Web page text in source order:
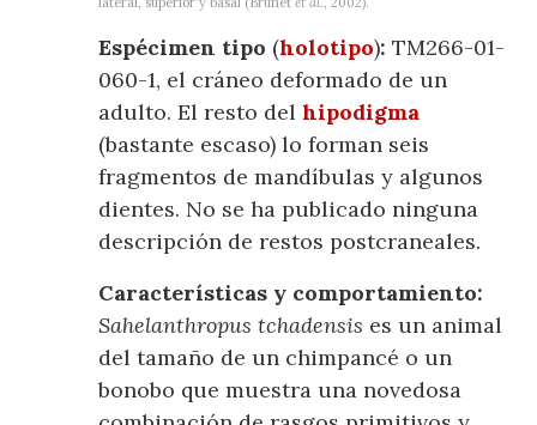
Espécimen tipo (holotipo): TM266-01-
060-1, el cráneo deformado de un
adulto. El resto delhipodigma
(bastante escaso) lo forman seis
fragmentos de mandíbulas y algunos
dientes. No se ha publicado ninguna
descripción de restos postcraneales.
Características y comportamiento:
Sahelanthropus tchadensis es un animal
del tamaño de un chimpancé o un
bonobo que muestra una novedosa